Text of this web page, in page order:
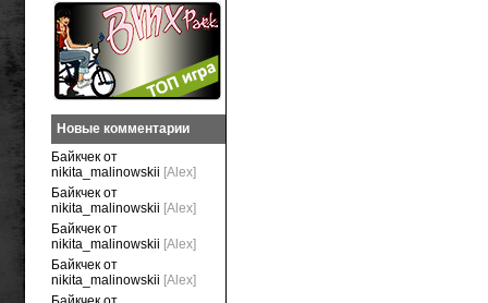
Новые комментарии
Байкчек от
nikita_malinowskii [Alex]
Байкчек от
nikita_malinowskii [Alex]
Байкчек от
nikita_malinowskii [Alex]
Байкчек от
nikita_malinowskii [Alex]